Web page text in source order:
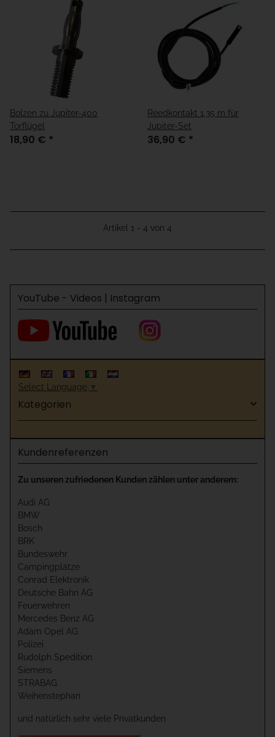
Bolzen zu Jupiter-400
Torflügel
18,90 € *
Reedkontakt 1,35 m für
Jupiter-Set
36,90 € *
Artikel 1 - 4 von 4
YouTube - Videos | Instagram
Select Language ▼
Kategorien
Kundenreferenzen
Zu unseren zufriedenen Kunden zählen unter anderem:
Audi AG
BMW
Bosch
BRK
Bundeswehr
Campingplätze
Conrad Elektronik
Deutsche Bahn AG
Feuerwehren
Mercedes Benz AG
Adam Opel AG
Polizei
Rudolph Spedition
Siemens
STRABAG
Weihenstephan
und natürlich sehr viele Privatkunden